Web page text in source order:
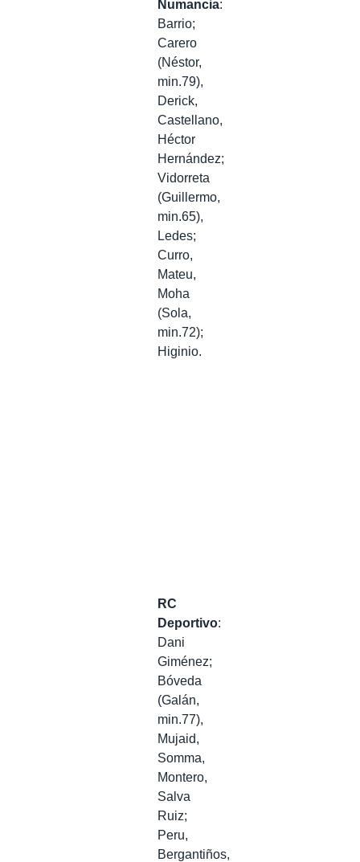
Numancia:
Barrio;
Carero
(Néstor,
min.79),
Derick,
Castellano,
Héctor
Hernández;
Vidorreta
(Guillermo,
min.65),
Ledes;
Curro,
Mateu,
Moha
(Sola,
min.72);
Higinio.
RC
Deportivo:
Dani
Giménez;
Bóveda
(Galán,
min.77),
Mujaid,
Somma,
Montero,
Salva
Ruiz;
Peru,
Bergantiños,